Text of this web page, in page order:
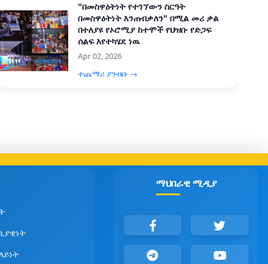
"በመስዋዕትነት የተገኘውን ስርዓት
በመስዋዕትነት እንጠብቃለን" በሚል መሪ ቃል
በተለያዩ የኦሮሚያ ከተሞች የህዝቡ የድጋፍ
ሰልፍ እየተካሄደ ነዉ
Apr 02, 2026
ተጨማሪ ያንብቡ →
ማህበራዊ ሚዲያ